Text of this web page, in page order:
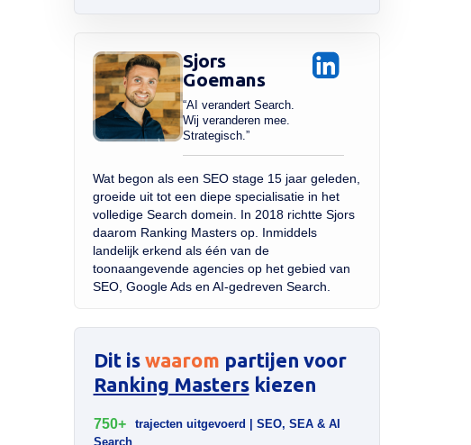
Sjors
Goemans
“AI verandert Search.
Wij veranderen mee.
Strategisch.”
Wat begon als een SEO stage 15 jaar geleden,
groeide uit tot een diepe specialisatie in het
volledige Search domein. In 2018 richtte Sjors
daarom Ranking Masters op. Inmiddels
landelijk erkend als één van de
toonaangevende agencies op het gebied van
SEO, Google Ads en AI-gedreven Search.
Dit is waarom partijen voor
Ranking Masterskiezen
750+
trajecten uitgevoerd | SEO, SEA & AI
Search